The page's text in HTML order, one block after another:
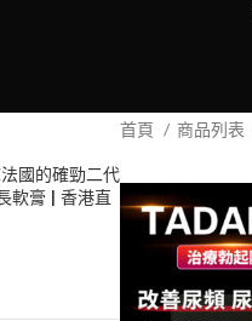
法國的確勁二代
軟膏 | 香港直
首頁 商品列表